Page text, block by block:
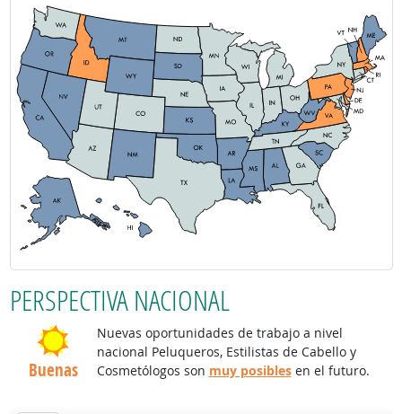
PERSPECTIVA NACIONAL
Buenas
Nuevas oportunidades de trabajo a nivel
nacional Peluqueros, Estilistas de Cabello y
Cosmetólogos son muy posiblesen el futuro.